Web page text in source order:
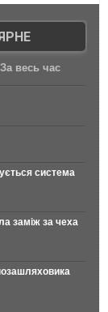
За весь час
система
заміж за чеха